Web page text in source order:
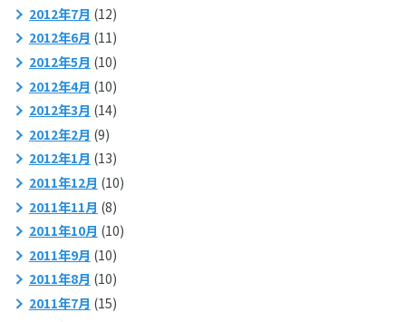
2012年7月 (12)
2012年6月 (11)
2012年5月 (10)
2012年4月 (10)
2012年3月 (14)
2012年2月 (9)
2012年1月 (13)
2011年12月 (10)
2011年11月 (8)
2011年10月 (10)
2011年9月 (10)
2011年8月 (10)
2011年7月 (15)